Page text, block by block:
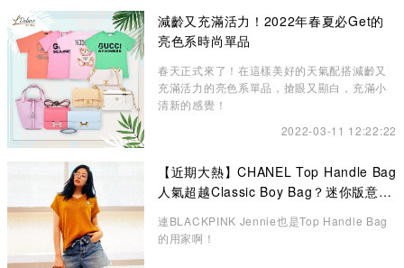
減齡又充滿活力！2022年春夏必Get的
亮色系時尚單品
春天正式來了！在這樣美好的天氣配搭減齡又
充滿活力的亮色系單品，搶眼又顯白，充滿小
清新的感覺！
2022-03-11 12:22:22
【近期大熱】CHANEL Top Handle Bag
人氣超越Classic Boy Bag？迷你版意想
連BLACKPINK Jennie也是Top Handle Bag
的用家啊！